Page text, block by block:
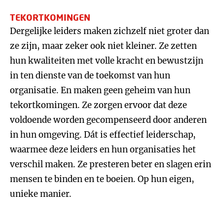
TEKORTKOMINGEN
Dergelijke leiders maken zichzelf niet groter dan
ze zijn, maar zeker ook niet kleiner. Ze zetten
hun kwaliteiten met volle kracht en bewustzijn
in ten dienste van de toekomst van hun
organisatie. En maken geen geheim van hun
tekortkomingen. Ze zorgen ervoor dat deze
voldoende worden gecompenseerd door anderen
in hun omgeving. Dát is effectief leiderschap,
waarmee deze leiders en hun organisaties het
verschil maken. Ze presteren beter en slagen erin
mensen te binden en te boeien. Op hun eigen,
unieke manier.